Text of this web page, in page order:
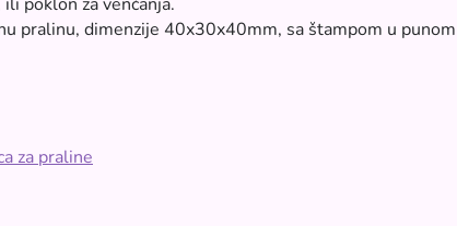
pralinu, dimenzije 40x30x40mm, sa štampom u punom
za praline